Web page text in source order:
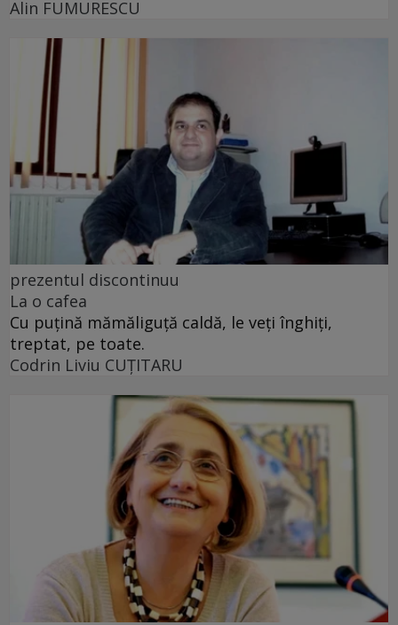
Alin FUMURESCU
prezentul discontinuu
La o cafea
Cu puţină mămăliguţă caldă, le veţi înghiţi,
treptat, pe toate.
Codrin Liviu CUŢITARU